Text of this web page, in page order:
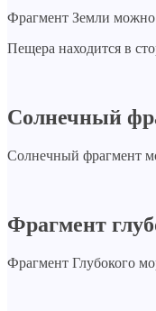
Фрагмент Земли можно
Пещера находится в
Солнечный
Солнечный фрагмент
Фрагмент
Фрагмент Глубокого